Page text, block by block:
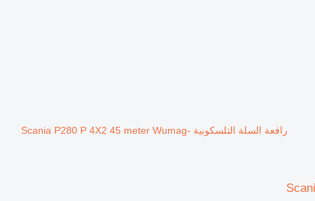
رافعة السلة التلسكوبية Scania P280 P 4X2 45 meter Wumag-